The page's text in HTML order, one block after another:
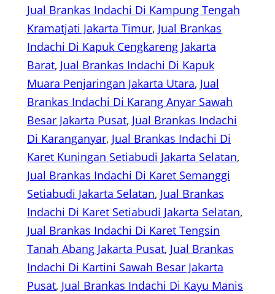
Jual Brankas Indachi Di Kampung Tengah
Kramatjati Jakarta Timur, Jual Brankas
Indachi Di Kapuk Cengkareng Jakarta
Barat, Jual Brankas Indachi Di Kapuk
Muara Penjaringan Jakarta Utara, Jual
Brankas Indachi Di Karang Anyar Sawah
Besar Jakarta Pusat, Jual Brankas Indachi
Di Karanganyar, Jual Brankas Indachi Di
Karet Kuningan Setiabudi Jakarta Selatan
Jual Brankas Indachi Di Karet Semanggi
Setiabudi Jakarta Selatan, Jual Brankas
Indachi Di Karet Setiabudi Jakarta Selatan
Jual Brankas Indachi Di Karet Tengsin
Tanah Abang Jakarta Pusat, Jual Brankas
Indachi Di Kartini Sawah Besar Jakarta
Pusat, Jual Brankas Indachi Di Kayu Manis